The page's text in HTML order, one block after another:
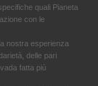
quali Pianeta
con le
nostra esperienza
delle pari
fatta più